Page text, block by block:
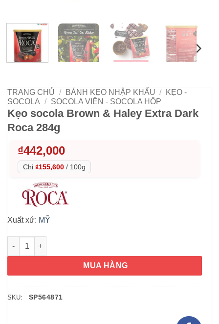
TRANG CHỦ / BÁNH KẸO NHẬP KHẨU /
KẸO -
SOCOLA / SOCOLA VIÊN - SOCOLA HỘP
Kẹo socola Brown & Haley Extra Dark
Roca 284g
₫442,000
Chỉ ₫155,600 / 100g
Xuất xứ: MỸ
Kẹo socola Brown & Haley Extra Dark Roca 284g số lượng
MUA HÀNG
SKU: SP564871